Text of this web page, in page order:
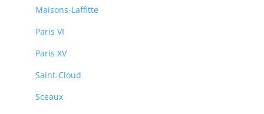
Maisons-Laffitte
Paris VI
Paris XV
Saint-Cloud
Sceaux